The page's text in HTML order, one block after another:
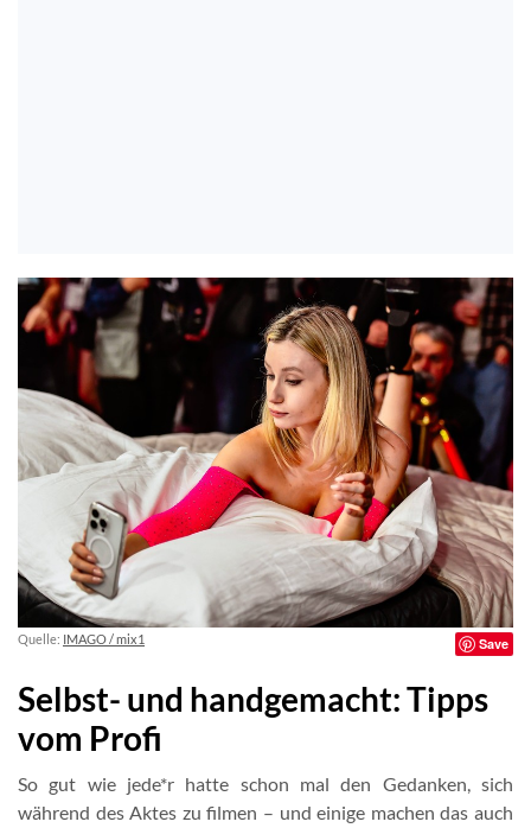
Quelle: IMAGO / mix1 Save
Selbst- und handgemacht: Tipps
vom Profi
So gut wie jede*r hatte schon mal den Gedanken, sich
während des Aktes zu filmen – und einige machen das auch